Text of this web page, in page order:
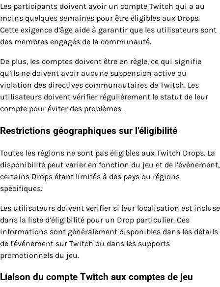
Les participants doivent avoir un compte Twitch qui a au
moins quelques semaines pour être éligibles aux Drops.
Cette exigence d’âge aide à garantir que les utilisateurs sont
des membres engagés de la communauté.
De plus, les comptes doivent être en règle, ce qui signifie
qu’ils ne doivent avoir aucune suspension active ou
violation des directives communautaires de Twitch. Les
utilisateurs doivent vérifier régulièrement le statut de leur
compte pour éviter des problèmes.
Restrictions géographiques sur l’éligibilité
Toutes les régions ne sont pas éligibles aux Twitch Drops. La
disponibilité peut varier en fonction du jeu et de l’événement,
certains Drops étant limités à des pays ou régions
spécifiques.
Les utilisateurs doivent vérifier si leur localisation est incluse
dans la liste d’éligibilité pour un Drop particulier. Ces
informations sont généralement disponibles dans les détails
de l’événement sur Twitch ou dans les supports
promotionnels du jeu.
Liaison du compte Twitch aux comptes de jeu